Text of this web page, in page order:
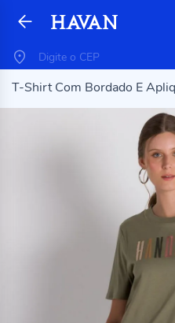
T-Shirt Com Bordado E